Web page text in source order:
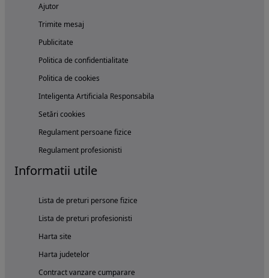
Ajutor
Trimite mesaj
Publicitate
Politica de confidentialitate
Politica de cookies
Inteligenta Artificiala Responsabila
Setări cookies
Regulament persoane fizice
Regulament profesionisti
Informatii utile
Lista de preturi persone fizice
Lista de preturi profesionisti
Harta site
Harta judetelor
Contract vanzare cumparare